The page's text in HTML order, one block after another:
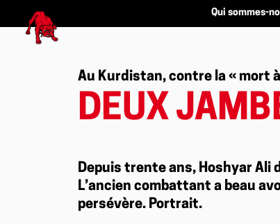
Qui sommes-
Au Kurdistan, contre la « mort
DEUX
Depuis trente ans, Hoshyar Ali
L’ancien combattant a beau
persévère. Portrait.